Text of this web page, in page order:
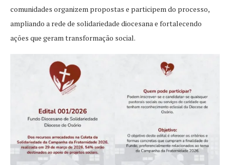
comunidades organizem propostas e participem do processo,
ampliando a rede de solidariedade diocesana e fortalecendo
ações que geram transformação social.